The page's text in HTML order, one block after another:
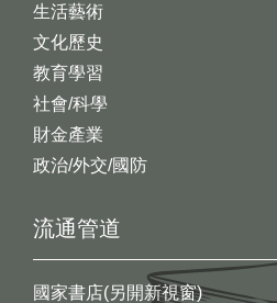
生活藝術
文化歷史
教育學習
社會/科學
財金產業
政治/外交/國防
流通管道
國家書店(另開新視窗)